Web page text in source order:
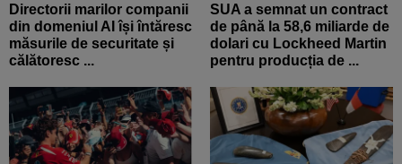
Directorii marilor companii
din domeniul AI își întăresc
măsurile de securitate și
călătoresc ...
SUA a semnat un contract
de până la 58,6 miliarde de
dolari cu Lockheed Martin
pentru producția de ...